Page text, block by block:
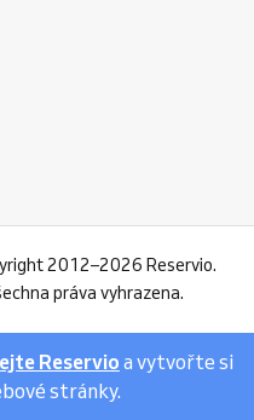
2012–2026 Reservio.
práva vyhrazena.
Reservioa vytvořte si
stránky.